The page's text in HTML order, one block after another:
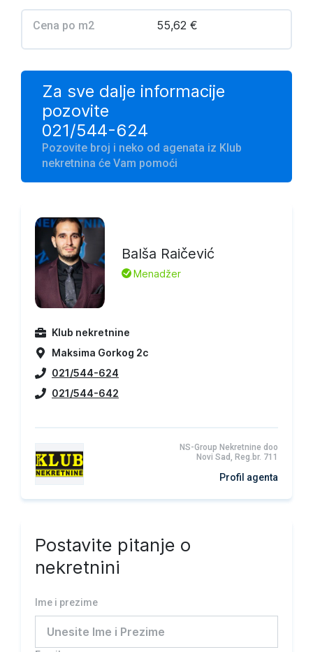
Cena po m2 55,62 €
Za sve dalje informacije
pozovite
021/544-624
Pozovite broj i neko od agenata iz Klub
nekretnina će Vam pomoći
Balša Raičević
L Menadžer
Klub nekretnine
Maksima Gorkog 2c
021/544-624
021/544-642
NS-Group Nekretnine doo
Novi Sad, Reg.br. 711
Profil agenta
Postavite pitanje o
nekretnini
Ime i prezime